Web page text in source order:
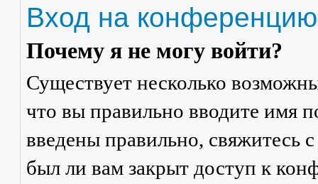
Вход на
Почему я не могу войти?
Существует несколько
что вы правильно вводите имя
введены правильно, свяжитесь
был ли вам закрыт доступ к